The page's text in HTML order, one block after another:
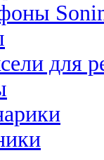
для